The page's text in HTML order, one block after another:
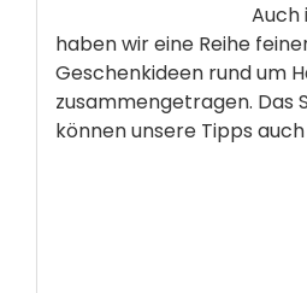
Auch
haben wir eine Reihe
Geschenkideen rund um
zusammengetragen. Das
können unsere Tipps